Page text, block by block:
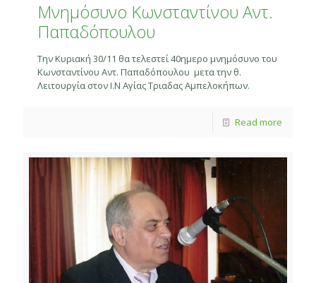
Μνημόσυνο Κωνσταντίνου Αντ.
Παπαδόπουλου
Την Κυριακή 30/11 θα τελεστεί 40ημερο μνημόσυνο του
Κωνσταντίνου Αντ. Παπαδόπουλου μετα την θ.
Λειτουργία στον Ι.Ν Αγίας Τριαδας Αμπελοκήπων.
Read more